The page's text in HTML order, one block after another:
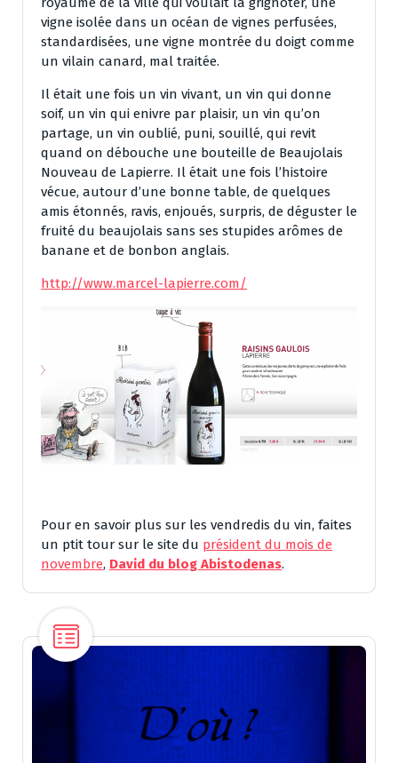
vigne isolée dans un océan de vignes perfusées,
standardisées, une vigne montrée du doigt comme
un vilain canard, mal traitée.
Il était une fois un vin vivant, un vin qui donne
soif, un vin qui enivre par plaisir, un vin qu’on
partage, un vin oublié, puni, souillé, qui revit
quand on débouche une bouteille de Beaujolais
Nouveau de Lapierre. Il était une fois l’histoire
vécue, autour d’une bonne table, de quelques
amis étonnés, ravis, enjoués, surpris, de déguster le
fruité du beaujolais sans ses stupides arômes de
banane et de bonbon anglais.
http://www.marcel-lapierre.com/
Pour en savoir plus sur les vendredis du vin, faites
un ptit tour sur le site du président du mois de
novembre, David du blog Abistodenas.